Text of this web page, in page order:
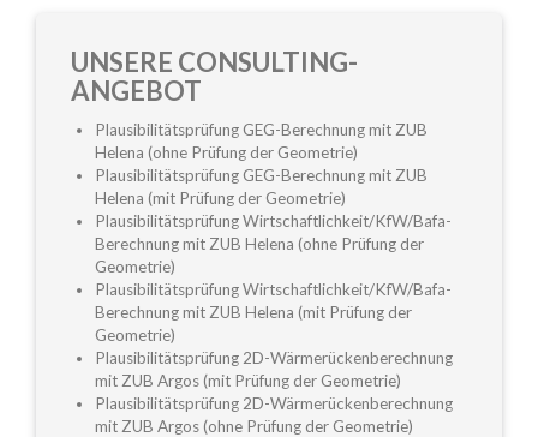
UNSERE CONSULTING-
ANGEBOT
Plausibilitätsprüfung GEG-Berechnung mit ZUB
Helena (ohne Prüfung der Geometrie)
Plausibilitätsprüfung GEG-Berechnung mit ZUB
Helena (mit Prüfung der Geometrie)
Plausibilitätsprüfung Wirtschaftlichkeit/KfW/Bafa-
Berechnung mit ZUB Helena (ohne Prüfung der
Geometrie)
Plausibilitätsprüfung Wirtschaftlichkeit/KfW/Bafa-
Berechnung mit ZUB Helena (mit Prüfung der
Geometrie)
Plausibilitätsprüfung 2D-Wärmerückenberechnung
mit ZUB Argos (mit Prüfung der Geometrie)
Plausibilitätsprüfung 2D-Wärmerückenberechnung
mit ZUB Argos (ohne Prüfung der Geometrie)